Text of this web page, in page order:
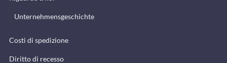
Unternehmensgeschichte
Costi di spedizione
Diritto di recesso